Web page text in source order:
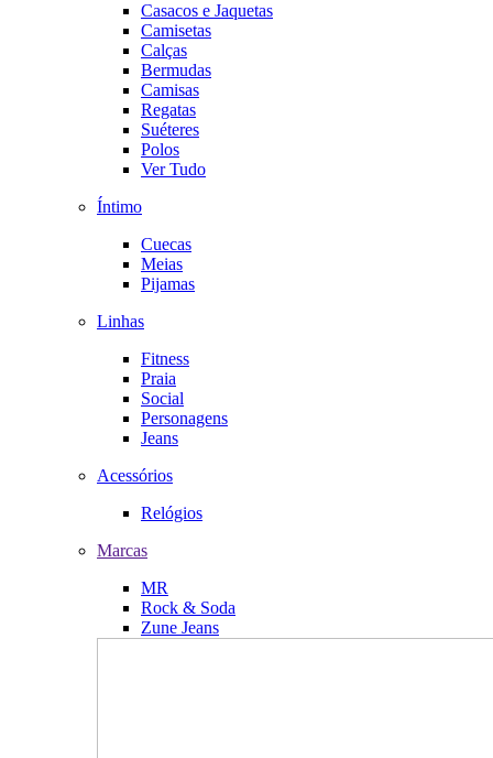
Casacos e Jaquetas
Camisetas
Calças
Bermudas
Camisas
Regatas
Suéteres
Polos
Ver Tudo
Íntimo
Cuecas
Meias
Pijamas
Linhas
Fitness
Praia
Social
Personagens
Jeans
Acessórios
Relógios
Marcas
MR
Rock & Soda
Zune Jeans